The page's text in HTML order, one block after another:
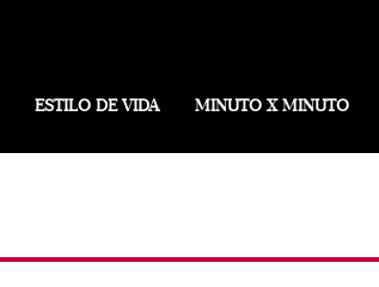
ESTILO DE VIDA MINUTO X MINUTO